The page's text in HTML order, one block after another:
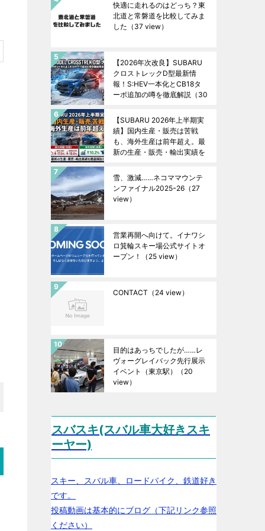
快適に走れるのはどっち？東
北道と常磐道を比較してみま
した （37 view）
【2026年次改良】SUBARU
クロストレックD型最新情
報！S:HEV一本化とCB18タ
ーボ追加の噂を徹底解説 （30
【SUBARU 2026年上半期実
績】国内生産・販売は苦戦
も、海外生産は前年超え。最
新の生産・販売・輸出実績を
雪、激減……ネコママウンテ
ンファイナル2025ｰ26 （27
view）
営業再開へ向けて。イナワシ
ロ箕輪スキー場公式サイトオ
ープン！
（25 view）
CONTACT （24 view）
目的はあっちでしたが……レ
ヴォーグレイバック先行展示
イベント（東京駅）
（20
view）
スバスキ(スバル車大好きスキ
ーヤー)
スキー、スバル車、ロードバイク、鉄道好き
です。
投稿動画は基本的にブログ（下記リンク参照
ください）